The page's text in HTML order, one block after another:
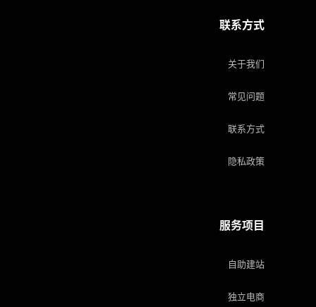
联系方式
关于我们
常见问题
联系方式
隐私政策
服务项目
自助建站
独立电商